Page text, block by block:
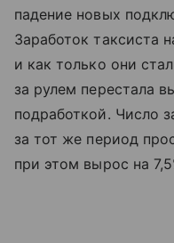
падение новых
Заработок таксиста
и как только они
за рулем перестала
подработкой. Число
за тот же период
при этом вырос на